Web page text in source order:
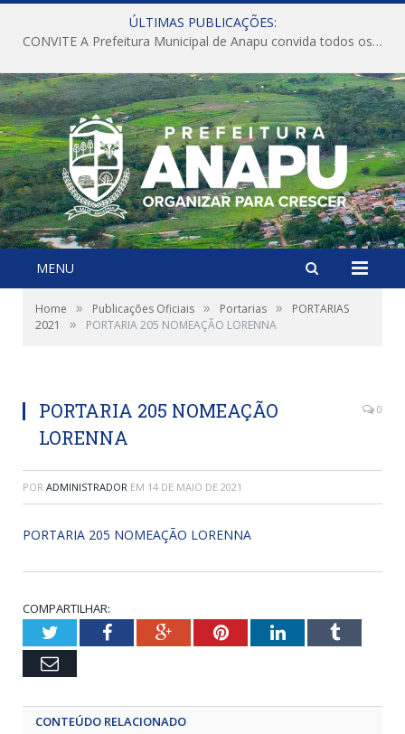
ÚLTIMAS PUBLICAÇÕES:
CONVITE A Prefeitura Municipal de Anapu convida todos os servidores públicos municipais para participarem da Audiência Pública de discussão da Lei de Diretrizes Orçamentárias (LDO), importante instrumento de planejamento das ações e investimentos da Administração Pública para o próximo exercício financeiro.
MENU
Home » Publicações Oficiais » Portarias »
PORTARIAS
2021
» PORTARIA 205 NOMEAÇÃO LORENNA
PORTARIA 205 NOMEAÇÃO
LORENNA
0
POR ADMINISTRADOR EM 14 DE MAIO DE 2021
PORTARIA 205 NOMEAÇÃO LORENNA
COMPARTILHAR:
TwitterFacebookGoogle+PinterestLinkedInTumblr
Email
CONTEÚDO RELACIONADO